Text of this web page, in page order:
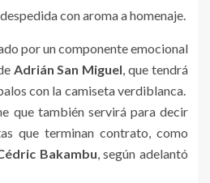
con aroma a homenaje.
por un componente emocional
Adrián San Miguel, que tendrá
con la camiseta verdiblanca.
que también servirá para decir
que terminan contrato, como
Bakambu, según adelantó